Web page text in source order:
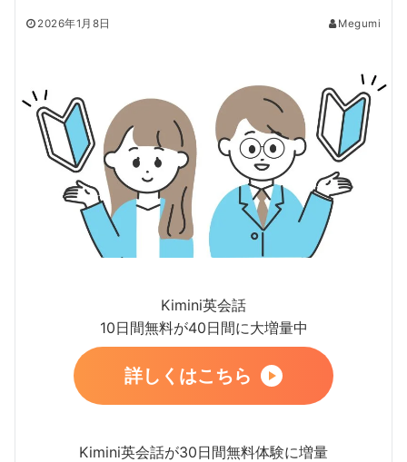
2026年1月8日 Megumi
Kimini英会話
10日間無料が40日間に大増量中
詳しくはこちら
Kimini英会話が30日間無料体験に増量